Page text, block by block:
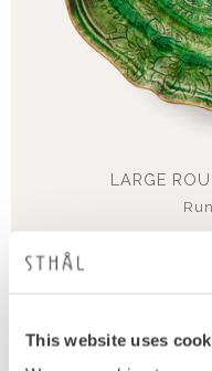
This website uses
LARGE